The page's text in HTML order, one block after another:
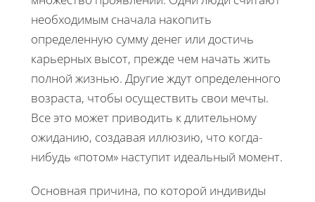
необходимым сначала накопить
определенную сумму денег или достичь
карьерных высот, прежде чем начать жить
полной жизнью. Другие ждут определенного
возраста, чтобы осуществить свои мечты.
Все это может приводить к длительному
ожиданию, создавая иллюзию, что когда-
нибудь «потом» наступит идеальный момент.
Основная причина, по которой индивиды